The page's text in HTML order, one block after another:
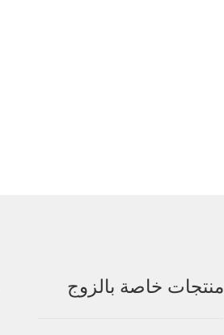
منتجات خاصة بالزوج